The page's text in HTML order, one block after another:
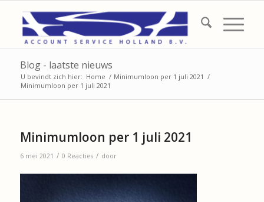
Blog - laatste nieuws
U bevindt zich hier: Home / Minimumloon per 1 juli 2021 /
Minimumloon per 1 juli 2021
Minimumloon per 1 juli 2021
6 mei 2021 / 0 Reacties / door